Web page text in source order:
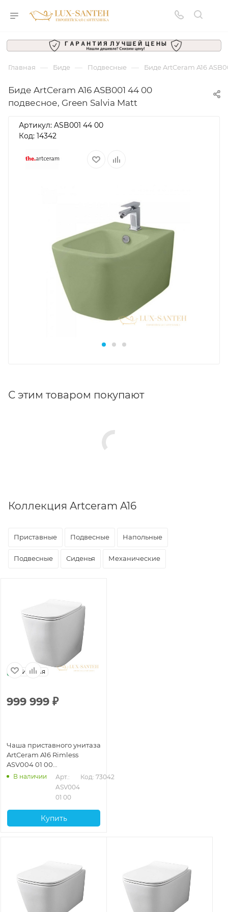
Главная — Биде — Подвесные — Биде ArtCeram A16
Биде ArtCeram A16 ASB001 44 00
подвесное, Green Salvia Matt
Артикул: ASB001 44 00
Код: 14342
С этим товаром покупают
Коллекция Artceram A16
Приставные Подвесные Напольные
Подвесные Сиденья Механические
Италия
999 999 ₽
Чаша приставного унитаза
ArtCeram A16 Rimless
ASV004 01 00
безободковая, белый
В наличии
Арт.:
ASV004
01 00
Код: 73042
Купить